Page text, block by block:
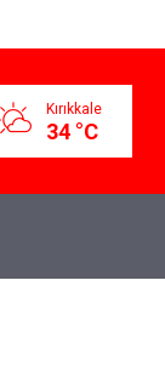
Kırıkkale
34 °C
karşı